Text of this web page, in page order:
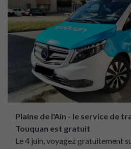
En savoir plus
Gratuit